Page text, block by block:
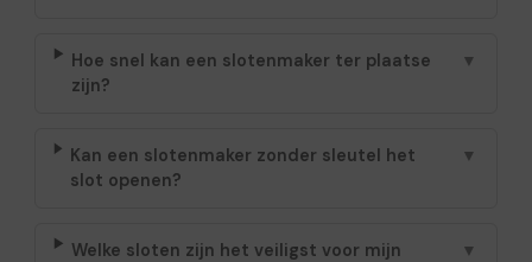
Hoe snel kan een slotenmaker ter plaatse
zijn?
▼
Kan een slotenmaker zonder sleutel het
slot openen?
▼
Welke sloten zijn het veiligst voor mijn
▼